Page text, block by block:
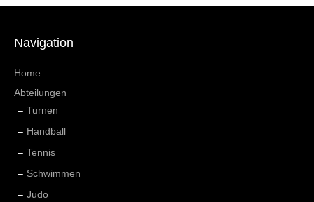
Navigation
Home
Abteilungen
Turnen
Handball
Tennis
Schwimmen
Judo